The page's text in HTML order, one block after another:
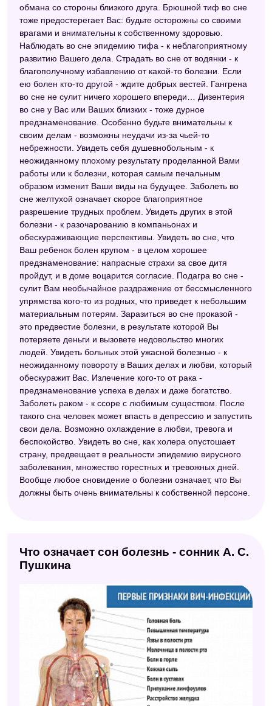
обмана со стороны близкого друга. Брюшной тиф во сне
тоже предостерегает Вас: будьте осторожны со своими
врагами и внимательны к собственному здоровью.
Наблюдать во сне эпидемию тифа - к неблагоприятному
развитию Вашего дела. Страдать во сне от водянки - к
благополучному избавлению от какой-то болезни. Если
ею болен кто-то другой - ждите добрых вестей. Гангрена
во сне не сулит ничего хорошего впереди… Дизентерия
во сне у Вас или Ваших близких - тоже дурное
предзнаменование. Особенно будьте внимательны к
своим делам - возможны неудачи из-за чьей-то
небрежности. Увидеть себя душевнобольным - к
неожиданному плохому результату проделанной Вами
работы или к болезни, которая самым печальным
образом изменит Ваши виды на будущее. Заболеть во
сне желтухой означает скорое благоприятное
разрешение трудных проблем. Увидеть других в этой
болезни - к разочарованию в компаньонах и
обескураживающие перспективы. Увидеть во сне, что
Ваш ребенок болен крупом - в целом хорошее
предзнаменование: напрасные страхи за свое дитя
пройдут, и в доме воцарится согласие. Подагра во сне -
сулит Вам необычайное раздражение от бессмысленного
упрямства кого-то из родных, что приведет к небольшим
материальным потерям. Заразиться во сне проказой -
это предвестие болезни, в результате которой Вы
потеряете деньги и вызовете недовольство многих
людей. Увидеть больных этой ужасной болезнью - к
неожиданному повороту в Ваших делах и любви, который
обескуражит Вас. Излечение кого-то от рака -
предзнаменование успеха в делах и даже богатство.
Заболеть раком - к ссоре с любимым существом. После
такого сна человек может впасть в депрессию и запустить
свои дела. Возможно охлаждение в любви, тревога и
беспокойство. Увидеть во сне, как холера опустошает
страну, предвещает в реальности эпидемию вирусного
заболевания, множество горестных и тревожных дней.
Вообще любое сновидение о болезни означает, что Вы
должны быть очень внимательны к собственной персоне.
Что означает сон болезнь - сонник А. С.
Пушкина